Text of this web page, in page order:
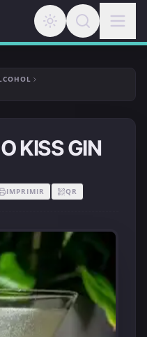
KISS GIN
IMPRIMIR QR